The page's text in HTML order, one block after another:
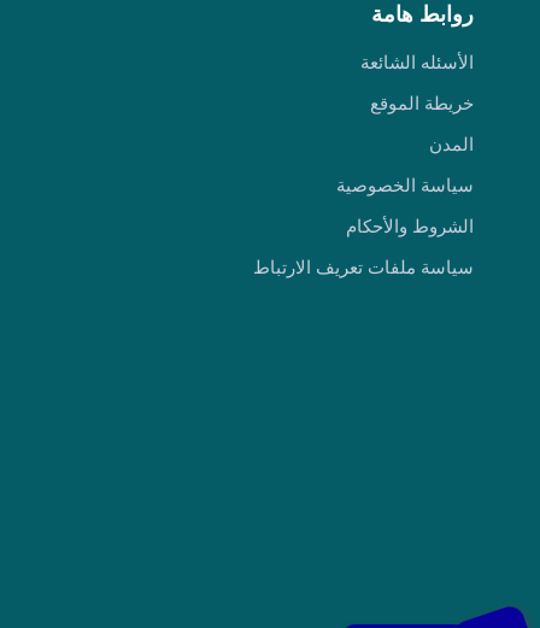
روابط هامة
الأسئله الشائعة
خريطة الموقع
المدن
سياسة الخصوصية
الشروط والأحكام
سياسة ملفات تعريف الارتباط